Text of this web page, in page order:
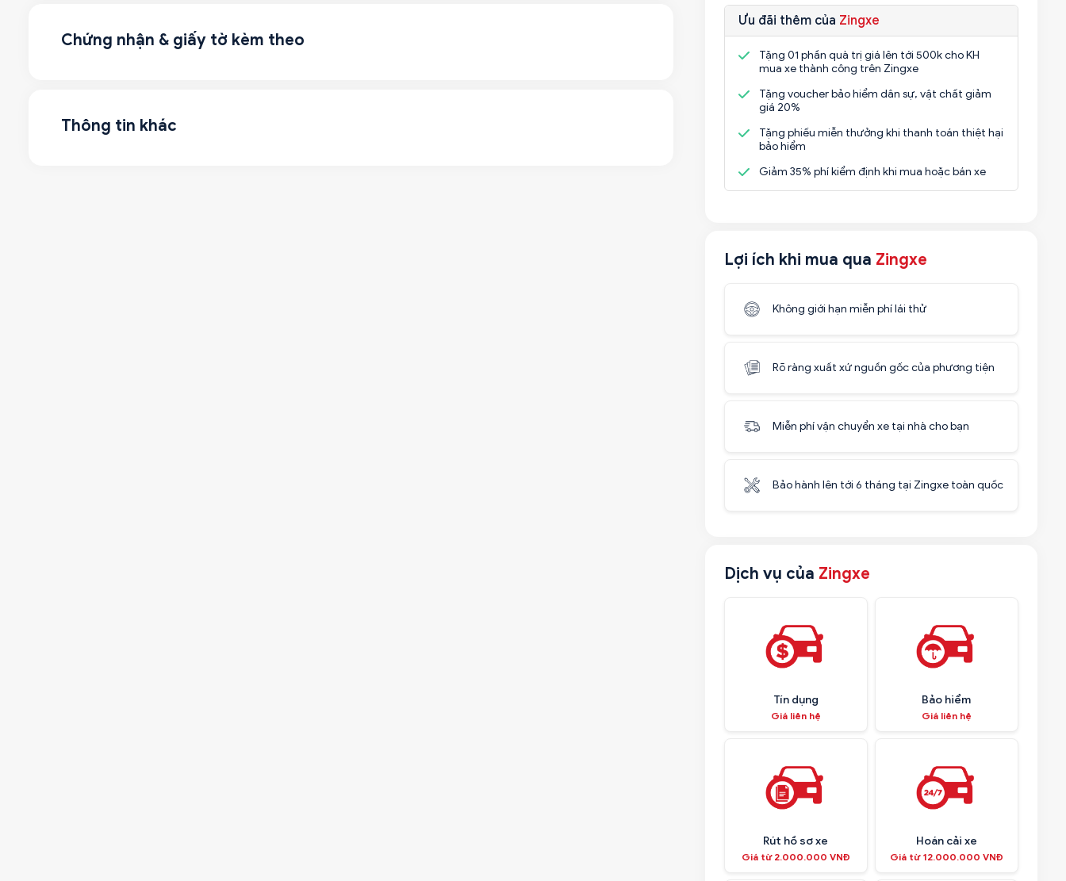
Ưu đãi thêm của Zingxe
Tặng 01 phần quà trị giá lên tới 500k cho KH
mua xe thành công trên Zingxe
Tặng voucher bảo hiểm dân sự, vật chất giảm
giá 20%
Tặng phiếu miễn thưởng khi thanh toán thiệt hại
bảo hiểm
Giảm 35% phí kiểm định khi mua hoặc bán xe
Lợi ích khi mua qua Zingxe
Không giới hạn miễn phí lái thử
Rõ ràng xuất xứ nguồn gốc của phương tiện
Miễn phí vận chuyển xe tại nhà cho bạn
Bảo hành lên tới 6 tháng tại Zingxe toàn quốc
Dịch vụ của Zingxe
Tín dụng
Giá liên hệ
Bảo hiểm
Giá liên hệ
Rút hồ sơ xe
Giá từ 2.000.000 VNĐ
Hoán cải xe
Giá từ 12.000.000 VNĐ
Chứng nhận & giấy tờ kèm theo
Thông tin khác